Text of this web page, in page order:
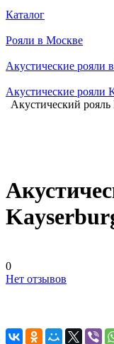
Каталог
Рояли в Москве
Акустические рояли
Акустические
Акустический
0
Нет отзывов